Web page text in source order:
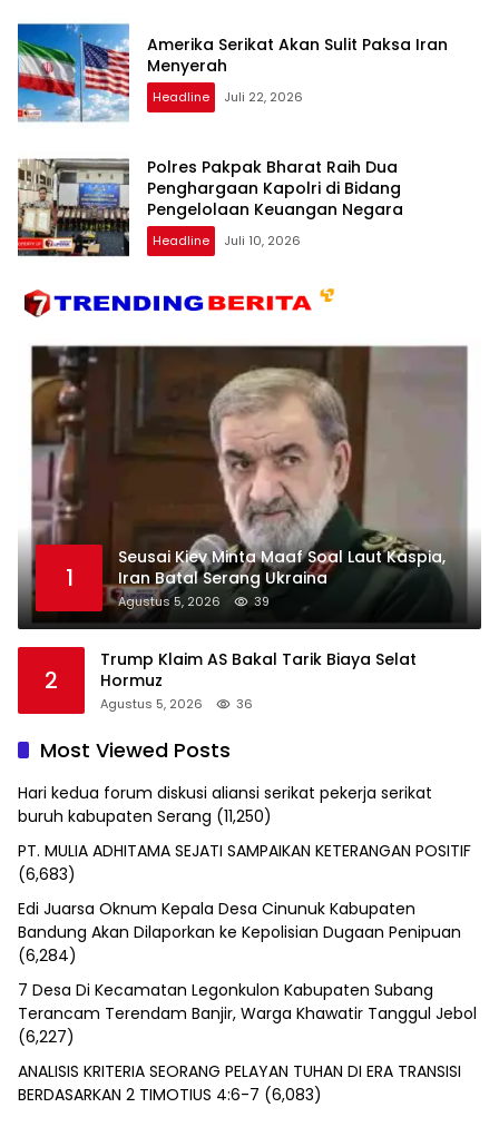
Amerika Serikat Akan Sulit Paksa Iran
Menyerah
Headline Juli 22, 2026
Polres Pakpak Bharat Raih Dua
Penghargaan Kapolri di Bidang
Pengelolaan Keuangan Negara
Headline Juli 10, 2026
1
Seusai Kiev Minta Maaf Soal Laut Kaspia,
Iran Batal Serang Ukraina
Agustus 5, 2026 39
2
Trump Klaim AS Bakal Tarik Biaya Selat
Hormuz
Agustus 5, 2026 36
Most Viewed Posts
Hari kedua forum diskusi aliansi serikat pekerja serikat
buruh kabupaten Serang (11,250)
PT. MULIA ADHITAMA SEJATI SAMPAIKAN KETERANGAN POSITIF
(6,683)
Edi Juarsa Oknum Kepala Desa Cinunuk Kabupaten
Bandung Akan Dilaporkan ke Kepolisian Dugaan Penipuan
(6,284)
7 Desa Di Kecamatan Legonkulon Kabupaten Subang
Terancam Terendam Banjir, Warga Khawatir Tanggul Jebol
(6,227)
ANALISIS KRITERIA SEORANG PELAYAN TUHAN DI ERA TRANSISI
BERDASARKAN 2 TIMOTIUS 4:6-7 (6,083)